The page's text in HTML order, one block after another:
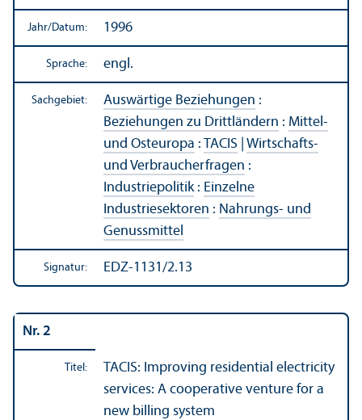
Jahr/Datum: 1996
Sprache: engl.
Sachgebiet: Auswärtige Beziehungen :
Beziehungen zu Drittländern : Mittel-
und Osteuropa : TACIS
Wirtschafts-
und Verbraucherfragen :
Industriepolitik: Einzelne
Industriesektoren : Nahrungs- und
Genussmittel
Signatur: EDZ-1131/2.13
Nr. 2
Titel:
TACIS: Improving residential electricity
services: A cooperative venture for a
new billing system